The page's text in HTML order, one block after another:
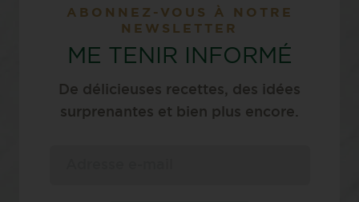
ABONNEZ-VOUS À NOTRE
NEWSLETTER
ME TENIR INFORMÉ
De délicieuses recettes, des idées
surprenantes et bien plus encore.